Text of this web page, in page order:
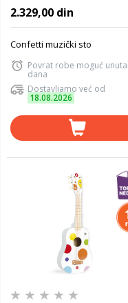
2.329,00 din
Confetti muzički sto
Povrat robe moguć
dana
Dostavljamo već od
18.08.2026